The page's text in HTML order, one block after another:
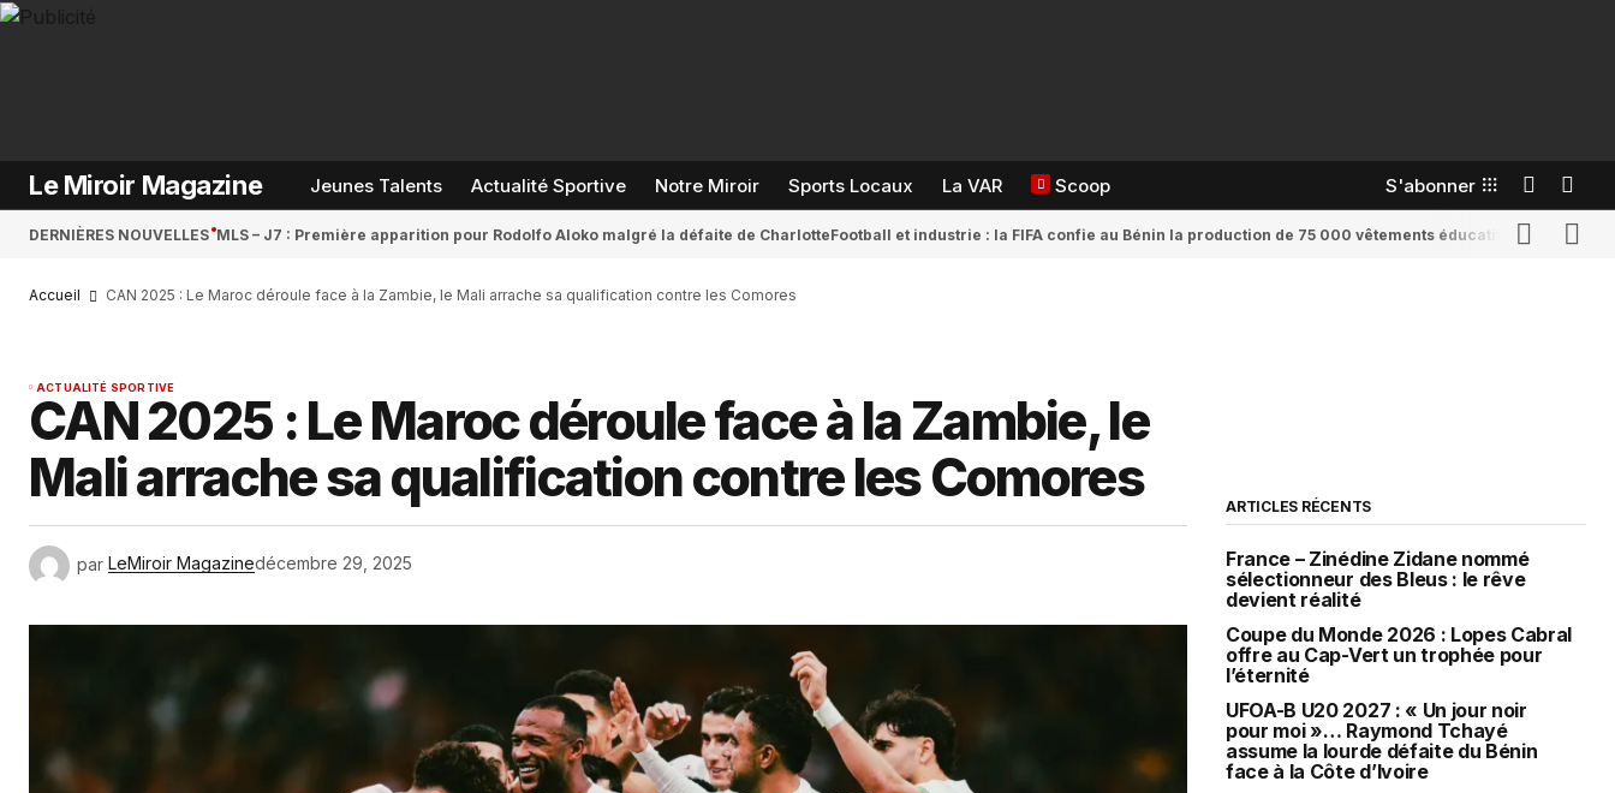
Le Miroir Magazine Jeunes Talents Actualité Sportive Notre Miroir Sports Locaux La VAR Scoop S'abonner
DERNIÈRES NOUVELLES MLS – J7 : Première apparition pour Rodolfo Aloko malgré la défaite de CharlotteFootball et industrie : la FIFA confie au Bénin la production de 75 000 vêtements éducatifs
Accueil ‎CAN 2025 : Le Maroc déroule face à la Zambie, le Mali arrache sa qualification contre les Comores
ACTUALITÉ SPORTIVE
‎CAN 2025 : Le Maroc déroule face à la Zambie, le
Mali arrache sa qualification contre les Comores
par LeMiroir Magazinedécembre 29, 2025
ARTICLES RÉCENTS
France – Zinédine Zidane nommé
sélectionneur des Bleus : le rêve
devient réalité
Coupe du Monde 2026 : Lopes Cabral
offre au Cap-Vert un trophée pour
l’éternité
UFOA-B U20 2027 : « Un jour noir
pour moi »… Raymond Tchayé
assume la lourde défaite du Bénin
face à la Côte d’Ivoire